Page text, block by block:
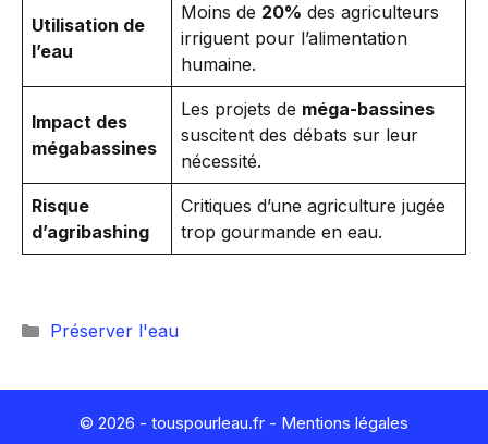
Utilisation de
l’eau
Moins de 20% des agriculteurs
irriguent pour l’alimentation
humaine.
Impact des
mégabassines
Les projets de méga-bassines
suscitent des débats sur leur
nécessité.
Risque
d’agribashing
Critiques d’une agriculture jugée
trop gourmande en eau.
Catégories
Préserver l'eau
© 2026 - touspourleau.fr - Mentions légales